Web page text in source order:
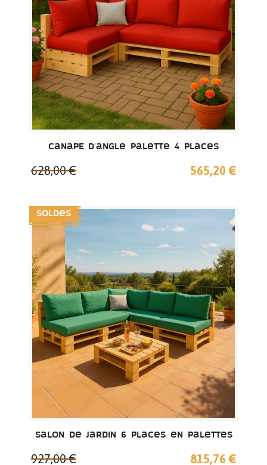
Canapé d'angle palette 4 places
628,00 € 565,20 €
Salon de jardin 6 places en palettes
927,00 € 815,76 €
Soldes